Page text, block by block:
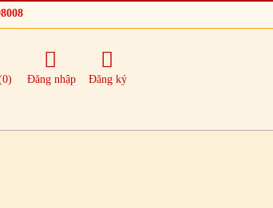
Đăng nhập Đăng ký